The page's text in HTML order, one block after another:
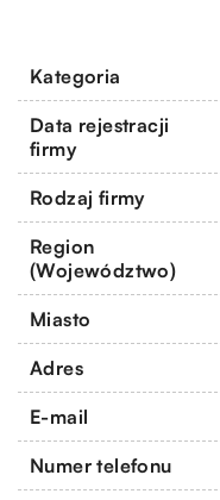
Kategoria
Data rejestracji
firmy
Rodzaj firmy
Region
(Województwo)
Miasto
Adres
E-mail
Numer telefonu